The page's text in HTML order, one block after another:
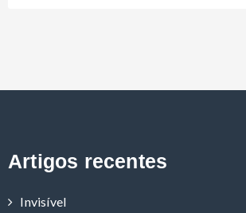
Artigos recentes
Invisível